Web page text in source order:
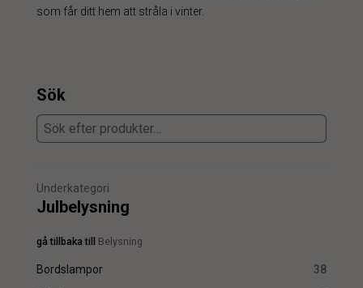
som får ditt hem att stråla i vinter.
Sök
Underkategori
Julbelysning
gå tillbaka till Belysning
Bordslampor 38